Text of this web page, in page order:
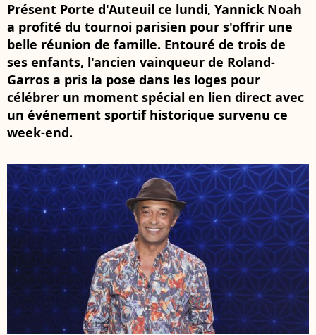
Présent Porte d'Auteuil ce lundi, Yannick Noah
a profité du tournoi parisien pour s'offrir une
belle réunion de famille. Entouré de trois de
ses enfants, l'ancien vainqueur de Roland-
Garros a pris la pose dans les loges pour
célébrer un moment spécial en lien direct avec
un événement sportif historique survenu ce
week-end.